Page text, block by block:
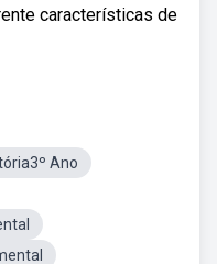
características de
Ano